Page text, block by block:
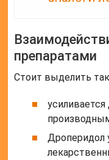
препаратами
Стоит выделить
Дроперидол